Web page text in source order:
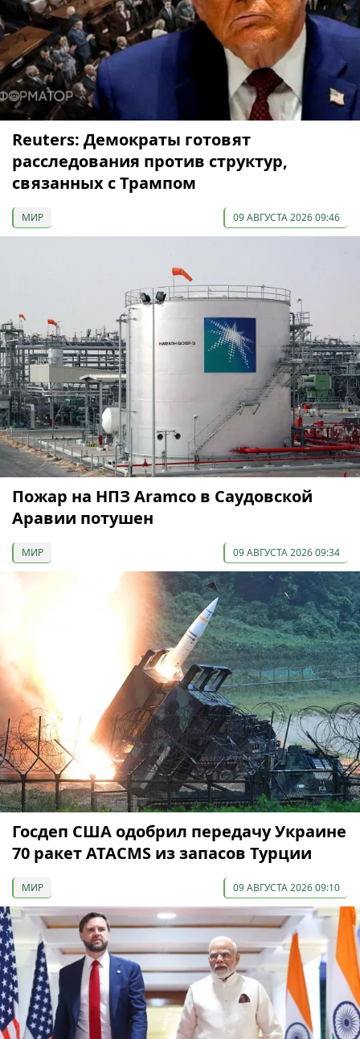
Reuters: Демократы готовят
расследования против структур,
связанных с Трампом
МИР 09 АВГУСТА 2026 09:46
Пожар на НПЗ Aramco в Саудовской
Аравии потушен
МИР 09 АВГУСТА 2026 09:34
Госдеп США одобрил передачу Украине
70 ракет ATACMS из запасов Турции
МИР 09 АВГУСТА 2026 09:10